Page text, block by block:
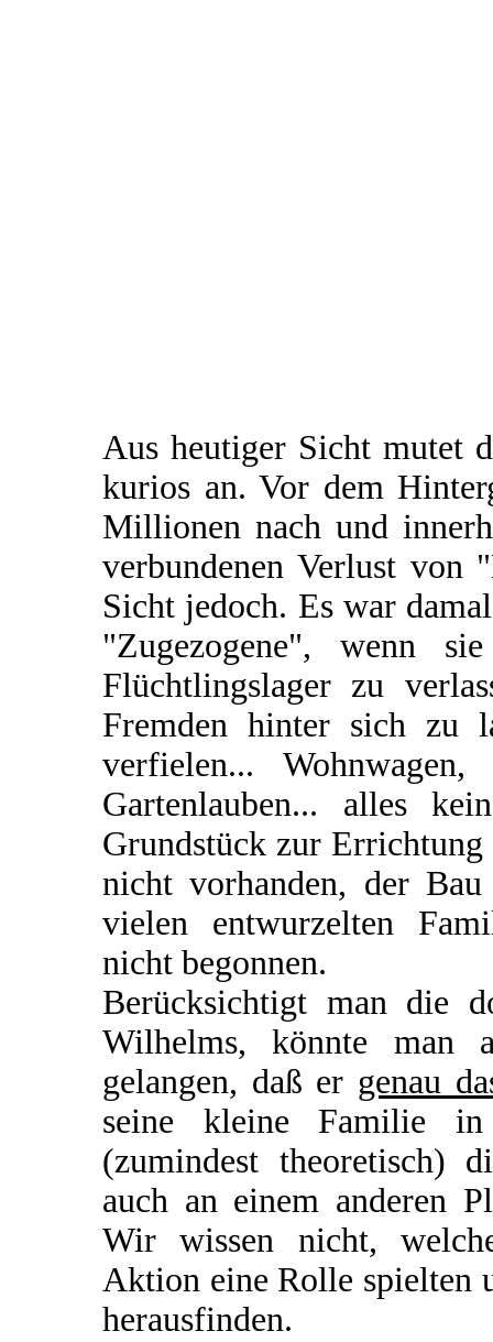
Aus heutiger Sicht mutet
kurios an. Vor dem
Millionen nach und
verbundenen Verlust
Sicht jedoch. Es war
"Zugezogene", wenn
Flüchtlingslager zu
Fremden hinter sich zu
verfielen... Wohnwagen,
Gartenlauben... alles
Grundstück zur Errichtung
nicht vorhanden, der
vielen entwurzelten
nicht begonnen.
Berücksichtigt man die
Wilhelms, könnte man
gelangen, daß er genau
seine kleine Familie
(zumindest theoretisch)
auch an einem anderen
Wir wissen nicht,
Aktion eine Rolle spielten
herausfinden.